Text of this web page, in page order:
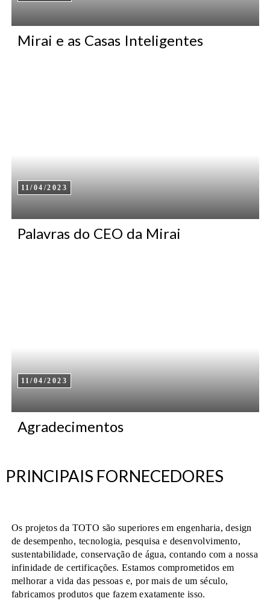
Mirai e as Casas Inteligentes
11/04/2023
Palavras do CEO da Mirai
11/04/2023
Agradecimentos
PRINCIPAIS FORNECEDORES
Os projetos da TOTO são superiores em engenharia, design
de desempenho, tecnologia, pesquisa e desenvolvimento,
sustentabilidade, conservação de água, contando com a nossa
infinidade de certificações. Estamos comprometidos em
melhorar a vida das pessoas e, por mais de um século,
fabricamos produtos que fazem exatamente isso.